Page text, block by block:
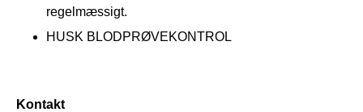
regelmæssigt.
HUSK BLODPRØVEKONTROL
Kontakt